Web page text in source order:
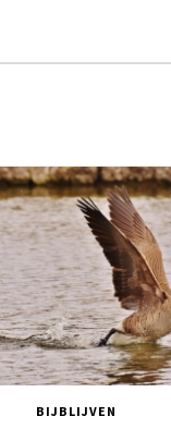
BIJBLIJVEN